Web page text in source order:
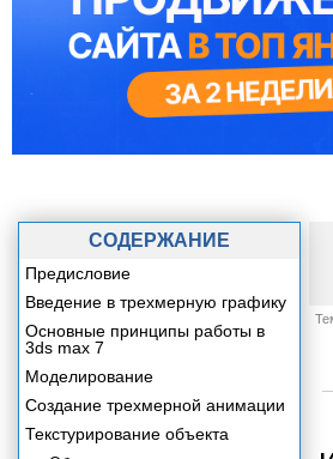
СОДЕРЖАНИЕ
Предисловие
Введение в трехмерную графику
Основные принципы работы в
3ds max 7
Моделирование
Создание трехмерной анимации
Текстурирование объекта